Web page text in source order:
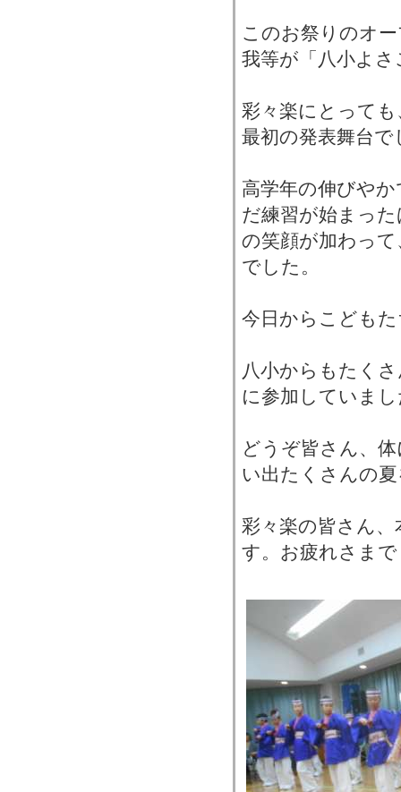
このお祭りのオ
我等が「八小よ
彩々楽にとって
最初の発表舞台で
高学年の伸びや
だ練習が始まっ
の笑顔が加わっ
でした。
今日からこども
八小からもたく
に参加していま
どうぞ皆さん、
い出たくさんの
彩々楽の皆さん
す。お疲れさま